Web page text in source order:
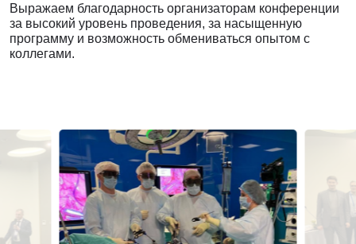
Выражаем благодарность организаторам конференции
за высокий уровень проведения, за насыщенную
программу и возможность обмениваться опытом с
коллегами.